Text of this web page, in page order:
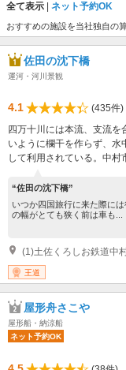
全て表示 ネット予約OK
おすすめの施設を当社独自の
佐田の沈下橋
運河・河川景観
4.1
(435件)
四万十川には本流、支流を
いように欄干を作らず、水
して利用されている。中村
“佐田の沈下橋”
いつか四国旅行に来た際に
の幅がとても狭く前は車も...
(1)土佐くろしお鉄道中
王道
屋形舟さこや
屋形船・納涼船
ネット予約OK